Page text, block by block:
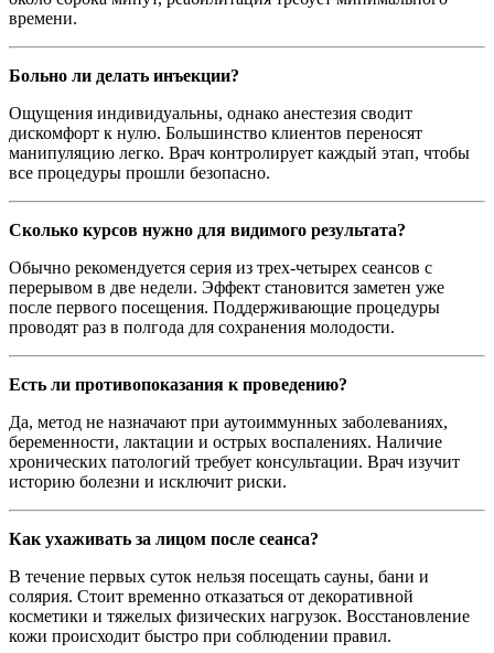
времени.
Больно ли делать инъекции?
Ощущения индивидуальны, однако анестезия сводит
дискомфорт к нулю. Большинство клиентов переносят
манипуляцию легко. Врач контролирует каждый этап, чтобы
все процедуры прошли безопасно.
Сколько курсов нужно для видимого результата?
Обычно рекомендуется серия из трех-четырех сеансов с
перерывом в две недели. Эффект становится заметен уже
после первого посещения. Поддерживающие процедуры
проводят раз в полгода для сохранения молодости.
Есть ли противопоказания к проведению?
Да, метод не назначают при аутоиммунных заболеваниях,
беременности, лактации и острых воспалениях. Наличие
хронических патологий требует консультации. Врач изучит
историю болезни и исключит риски.
Как ухаживать за лицом после сеанса?
В течение первых суток нельзя посещать сауны, бани и
солярия. Стоит временно отказаться от декоративной
косметики и тяжелых физических нагрузок. Восстановление
кожи происходит быстро при соблюдении правил.